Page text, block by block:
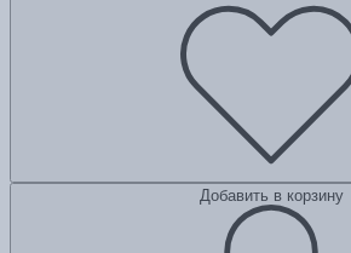
Добавить в корзину